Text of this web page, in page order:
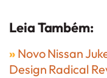
Leia Também:
» Novo Nissan
Design Radical